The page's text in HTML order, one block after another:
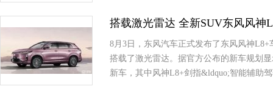
搭载激光雷达 全新SUV东风风神
8月3日，东风汽车正式发布了东风风神
搭载了激光雷达。据官方公布的新车规划
新车，其中风神L8+剑指&ldquo;智能辅助